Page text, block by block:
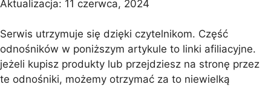
Aktualizacja: 11 czerwca, 2024
Serwis utrzymuje się dzięki czytelnikom. Część
odnośników w poniższym artykule to linki afiliacyjne.
jeżeli kupisz produkty lub przejdziesz na stronę przez
te odnośniki, możemy otrzymać za to niewielką